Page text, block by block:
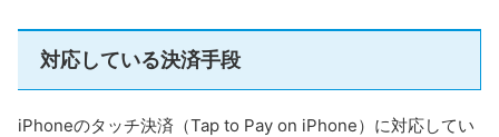
対応している決済手段
iPhoneのタッチ決済（Tap to Pay on iPhone）に対応してい